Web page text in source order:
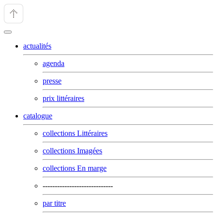
actualités
agenda
presse
prix littéraires
catalogue
collections Littéraires
collections Imagées
collections En marge
-----------------------------
par titre